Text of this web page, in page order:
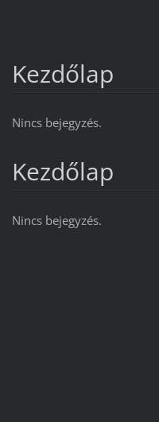
Kezdőlap
Nincs bejegyzés.
Kezdőlap
Nincs bejegyzés.